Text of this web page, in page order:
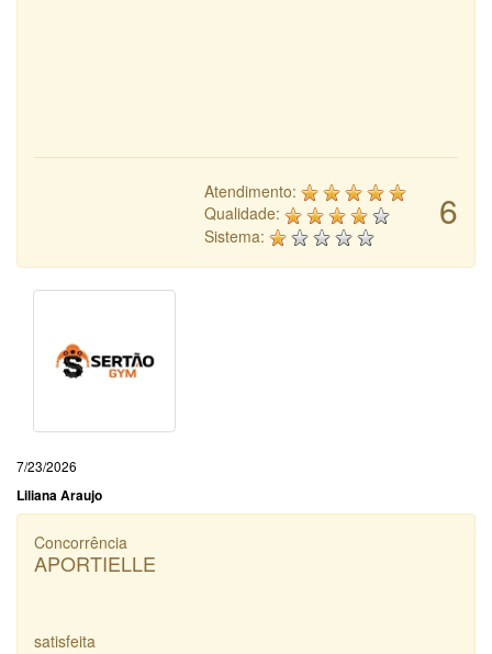
6
Atendimento:
Qualidade:
Sistema:
7/23/2026
Liliana Araujo
Concorrência
APORTIELLE
satisfeita